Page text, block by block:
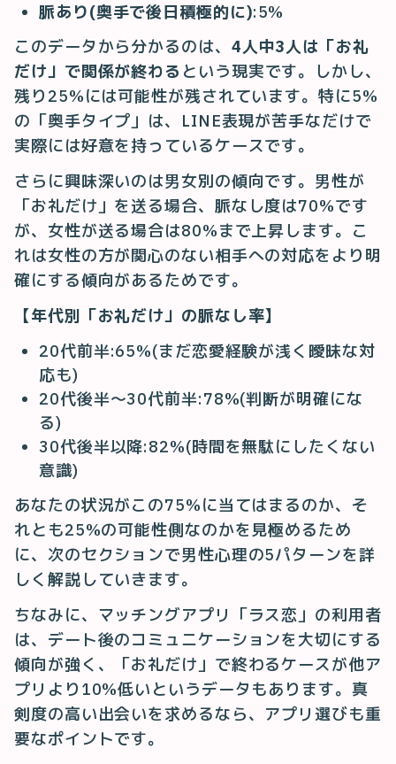
脈あり(奥手で後日積極的に):5%
このデータから分かるのは、 4人中3人は「お礼
だけ」で関係が終わる という現実です。しかし、
残り25%には可能性が残されています。特に5%
の「奥手タイプ」は、LINE表現が苦手なだけで
実際には好意を持っているケースです。
さらに興味深いのは男女別の傾向です。男性が
「お礼だけ」を送る場合、脈なし度は70%です
が、女性が送る場合は80%まで上昇します。こ
れは女性の方が関心のない相手への対応をより明
確にする傾向があるためです。
【年代別「お礼だけ」の脈なし率】
20代前半:65%(まだ恋愛経験が浅く曖昧な対
応も)
20代後半〜30代前半:78%(判断が明確にな
る)
30代後半以降:82%(時間を無駄にしたくない
意識)
あなたの状況がこの75%に当てはまるのか、そ
れとも25%の可能性側なのかを見極めるため
に、次のセクションで男性心理の5パターンを詳
しく解説していきます。
ちなみに、マッチングアプリ「ラス恋」の利用者
は、デート後のコミュニケーションを大切にする
傾向が強く、「お礼だけ」で終わるケースが他ア
プリより10%低いというデータもあります。真
剣度の高い出会いを求めるなら、アプリ選びも重
要なポイントです。